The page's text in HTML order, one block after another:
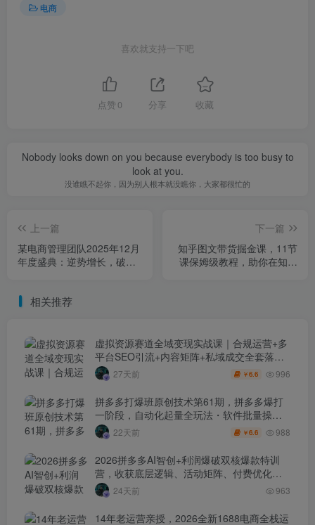
电商
喜欢就支持一下吧
点赞 0 分享 收藏
Nobody looks down on you because everybody is too busy to
look at you.
没谁瞧不起你，因为别人根本就没瞧你，大家都很忙的
上一篇
某电商管理团队2025年12月
年度盛典：逆势增长，破局
下一篇
知乎图文带货掘金课，11节
课保姆级教程，助你在知乎
相关推荐
虚拟资源赛道全域变现实战课｜合规运营+多
平台SEO引流+内容矩阵+私域成交全套落地
玩法27天前 ￥6.6 996
拼多多打爆班原创技术第61期，拼多多爆打
一阶段，自动化起量全玩法・软件批量操
作・投产优化・大促矩阵实战课
22天前 ￥6.6 988
2026拼多多AI智创+利润爆破双核爆款特训
营，收获底层逻辑、活动矩阵、付费优化、
0-1打爆SOP
24天前 963
14年老运营亲授，2026全新1688电商全栈运